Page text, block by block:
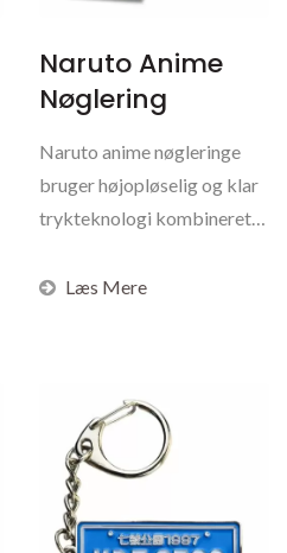
Naruto Anime
Nøglering
Naruto anime nøgleringe
bruger højopløselig og klar
trykteknologi kombineret
Læs Mere